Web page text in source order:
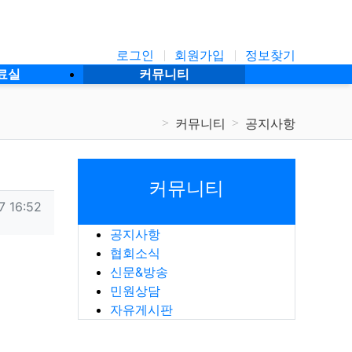
로그인 회원가입 정보찾기
실 커뮤니티
커뮤니티 공지사항
16:52
커뮤니티
공지사항
협회소식
신문&방송
민원상담
자유게시판